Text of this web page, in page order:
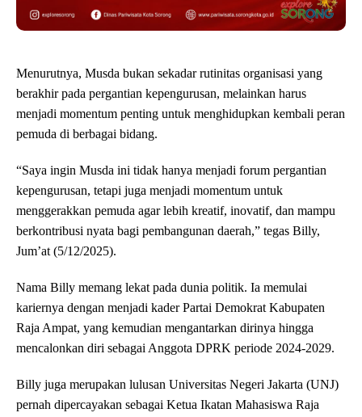
Menurutnya, Musda bukan sekadar rutinitas organisasi yang
berakhir pada pergantian kepengurusan, melainkan harus
menjadi momentum penting untuk menghidupkan kembali peran
pemuda di berbagai bidang.
“Saya ingin Musda ini tidak hanya menjadi forum pergantian
kepengurusan, tetapi juga menjadi momentum untuk
menggerakkan pemuda agar lebih kreatif, inovatif, dan mampu
berkontribusi nyata bagi pembangunan daerah,” tegas Billy,
Jum’at (5/12/2025).
Nama Billy memang lekat pada dunia politik. Ia memulai
kariernya dengan menjadi kader Partai Demokrat Kabupaten
Raja Ampat, yang kemudian mengantarkan dirinya hingga
mencalonkan diri sebagai Anggota DPRK periode 2024-2029.
Billy juga merupakan lulusan Universitas Negeri Jakarta (UNJ)
pernah dipercayakan sebagai Ketua Ikatan Mahasiswa Raja